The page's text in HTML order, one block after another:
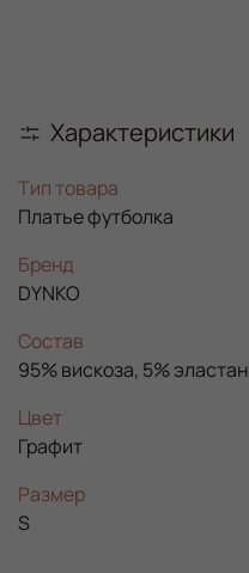
Характеристики
Тип товара
Платье футболка
Бренд
DYNKO
Состав
95% вискоза, 5% эластан
Цвет
Графит
Размер
S